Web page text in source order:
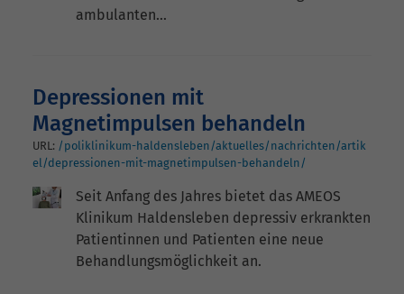
ambulanten…
Depressionen mit
Magnetimpulsen behandeln
URL: /poliklinikum-haldensleben/aktuelles/nachrichten/artik
el/depressionen-mit-magnetimpulsen-behandeln/
Seit Anfang des Jahres bietet das AMEOS
Klinikum Haldensleben depressiv erkrankten
Patientinnen und Patienten eine neue
Behandlungsmöglichkeit an.